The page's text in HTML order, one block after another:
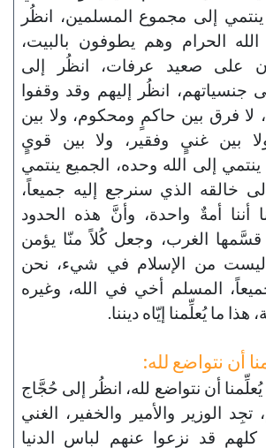
ينتمي إلى مجموع المسلمين، انظُر
الحرام وهم يطوفون بالبيت،
على صعيد عرفات، انظُر إلى
جنسياتهم، انظُر إليهم وقد وقفوا
لا فرق بين حاكمٍ ومحكوم، ولا بين
بين غنيٍ وفقير، ولا بين قويٍ
إلى الله وحده، الجميع ينتمي
خالقه الذي سنرجع إليه جميعاً،
أننا أمةٌ واحدة، وأنَّ هذه الحدود
الغرب، وجعل كُلاً منّا يؤمن
ليست من الإسلام في شيء، نحن
المسلم أخي في الله، وغيره
ما يُعلِّمنا إيّاه ديننا.
أن نتواضع لله:
أن نتواضع لله، انظُر إلى حُجَّاج
تجِد الوزير والأمير والخفير، الغني
كلهم قد نزعوا عنهم لباس الدنيا